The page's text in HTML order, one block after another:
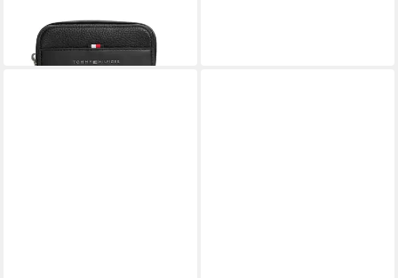
89,90 €
in 1-2 Werktagen bei dir